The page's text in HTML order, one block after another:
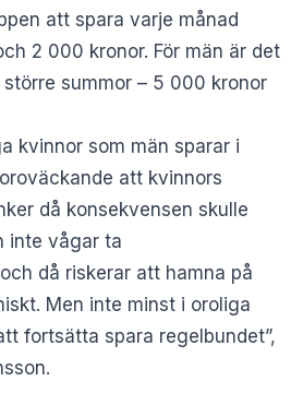
att spara varje månad
2 000 kronor. För män är det
summor – 5 000 kronor
kvinnor som män sparar i
att kvinnors
då konsekvensen skulle
inte vågar ta
då riskerar att hamna på
Men inte minst i oroliga
fortsätta spara regelbundet”,